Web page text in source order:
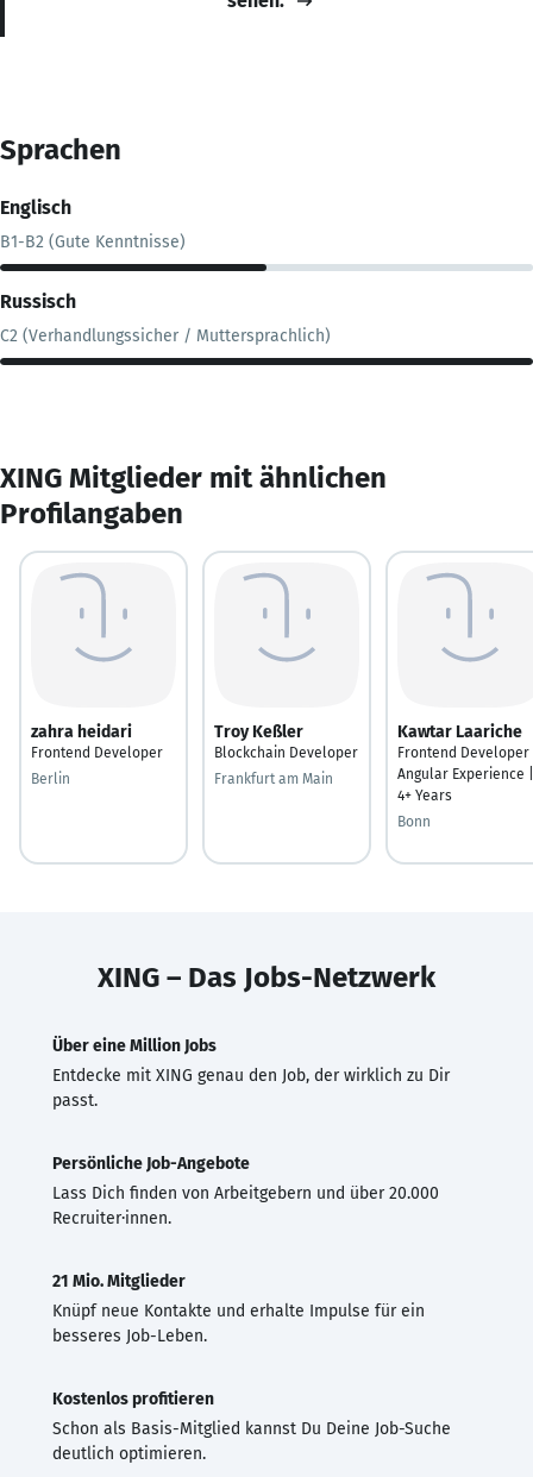
Sprachen
Englisch
B1-B2 (Gute Kenntnisse)
Russisch
C2 (Verhandlungssicher / Muttersprachlich)
XING Mitglieder mit ähnlichen
Profilangaben
zahra heidari
Frontend Developer
Berlin
Troy Keßler
Blockchain Developer
Frankfurt am Main
Kawtar Laariche
Frontend
Angular Experience |
4+ Years
Bonn
XING – Das Jobs-Netzwerk
Über eine Million Jobs
Entdecke mit XING genau den Job, der wirklich zu Dir
passt.
Persönliche Job-Angebote
Lass Dich finden von Arbeitgebern und über 20.000
Recruiter·innen.
21 Mio. Mitglieder
Knüpf neue Kontakte und erhalte Impulse für ein
besseres Job-Leben.
Kostenlos profitieren
Schon als Basis-Mitglied kannst Du Deine Job-Suche
deutlich optimieren.